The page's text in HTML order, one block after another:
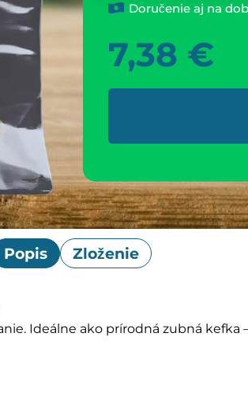
Doručenie aj na
7,38 €
Popis Zloženie
Ideálne ako prírodná zubná kefka